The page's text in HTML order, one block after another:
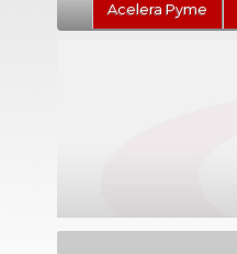
Acelera Pyme